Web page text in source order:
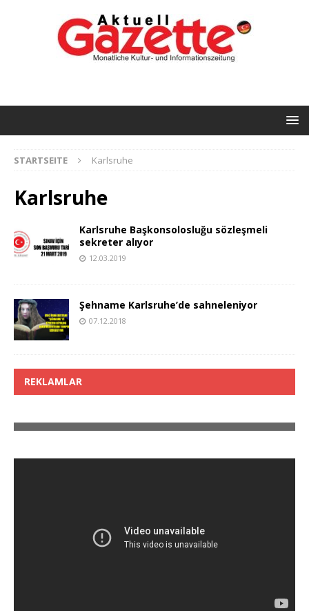
STARTSEITE Karlsruhe
Karlsruhe
Karlsruhe Başkonsolosluğu sözleşmeli
sekreter alıyor
12.03.2019
Şehname Karlsruhe’de sahneleniyor
07.12.2018
REKLAMLAR